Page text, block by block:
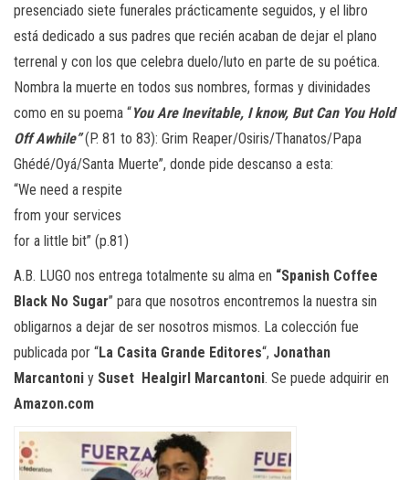
presenciado siete funerales prácticamente seguidos, y el libro
está dedicado a sus padres que recién acaban de dejar el plano
terrenal y con los que celebra duelo/luto en parte de su poética.
Nombra la muerte en todos sus nombres, formas y divinidades
como en su poema “You Are Inevitable, I know, But Can You Hold
Off Awhile”(P. 81 to 83): Grim Reaper/Osiris/Thanatos/Papa
Ghédé/Oyá/Santa Muerte”, donde pide descanso a esta:
“We need a respite
from your services
for a little bit” (p.81)
A.B. LUGO nos entrega totalmente su alma en “Spanish Coffee
Black No Sugar” para que nosotros encontremos la nuestra sin
obligarnos a dejar de ser nosotros mismos. La colección fue
publicada por “La Casita Grande Editores“, Jonathan
Marcantoni y Suset Healgirl Marcantoni. Se puede adquirir en
Amazon.com